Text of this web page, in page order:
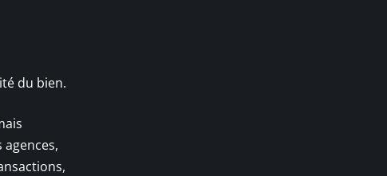
du bien.
agences,